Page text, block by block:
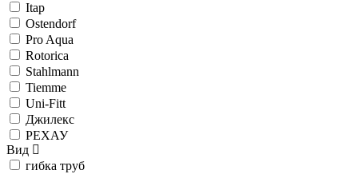
Itap
Ostendorf
Pro Aqua
Rotorica
Stahlmann
Tiemme
Uni-Fitt
Джилекс
РЕХАУ
Вид
гибка труб